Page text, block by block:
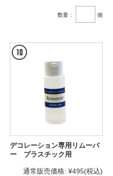
数量： 個
デコレーション専用リムーバ
ー プラスチック用
通常販売価格: ¥495(税込)